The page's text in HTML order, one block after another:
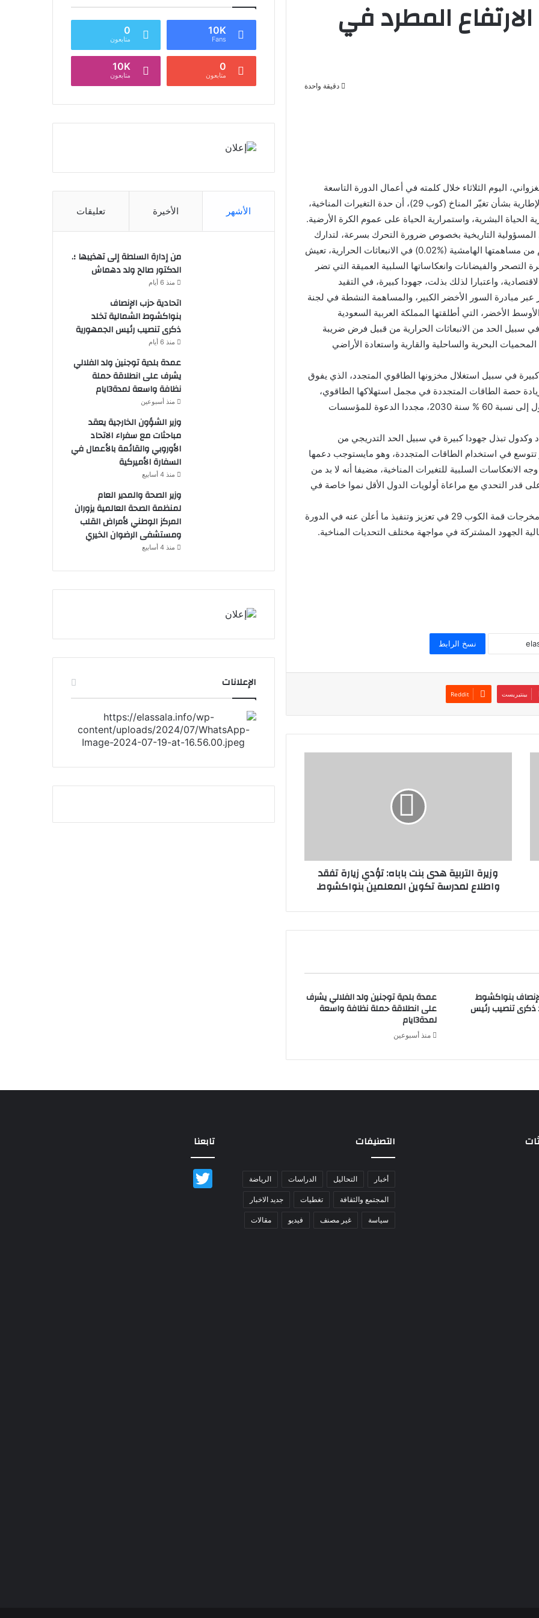
الارتفاع المطرد في
دقيقة واحدة
اليوم الثلاثاء خلال كلمته في أعمال الدورة التاسعة
والعشرين لمؤتمر الأطراف في اتفاقية الأمم المتحدة الإطارية بشأن تغيّر المناخ (كوب 29)، أن حدة التغيرات المناخية،
الحياة البشرية، واستمرارية الحياة على عموم الكرة الأرضية.
التاريخية بخصوص ضرورة التحرك بسرعة، لتدارك
الوضع قبل فوات الأوان، مضيفا أن موريتانيا على الرغم من مساهمتها الهامشية (%0.02) في الانبعاثات الحرارية، تعيش
التصحر والفيضانات وانعكاساتها السلبية العميقة التي تضر
واعتبارا لذلك بذلت، جهودا كبيرة، في التقيد
مبادرة السور الأخضر الكبير، والمساهمة النشطة في لجنة
الأخضر، التي أطلقتها المملكة العربية السعودية
في سبيل الحد من الانبعاثات الحرارية من قبيل فرض ضريبة
البحرية والساحلية والقارية واستعادة الأراضي
في سبيل استغلال مخزونها الطاقوي المتجدد، الذي يفوق
وزيادة حصة الطاقات المتجددة في مجمل استهلاكها الطاقوي،
والتي وصلت إلى 48 % هذه السنة مع التخطيط للوصول إلى نسبة 60 % سنة 2030، مجددا الدعوة للمؤسسات
وكدول تبذل جهودا كبيرة في سبيل الحد التدريجي من
تتوسع في استخدام الطاقات المتجددة، وهو مايستوجب دعمها
السلبية للتغيرات المناخية، مضيفا أنه لا بد من
على قدر التحدي مع مراعاة أولويات الدول الأقل نموا خاصة في
وعبر فخامة رئيس الجمهورية عن تمنياته في أن تسهم مخرجات قمة الكوب 29 في تعزيز وتنفيذ ما أعلن عنه في الدورة
الجهود المشتركة في مواجهة مختلف التحديات المناخية.
نسخ الرابط
بينتيريست
وزيرة التربية هدى بنت باباه: تؤدي زيارة تفقد
واطلاع لمدرسة تكوين المعلمين بنواكشوط.
بنواكشوط
ذكرى تنصيب رئيس
عمدة بلدية توجنين ولد الفلالي يشرف
على انطلاقة حملة نظافة واسعة
لمدة3ايام
منذ أسبوعين
10K
Fans
0
متابعون
0
متابعون
10K
متابعون
الأشهر الأخيرة تعليقات
من إدارة السلطة إلى تهذيبها ؛.
الدكتور صالح ولد دهماش
منذ 6 أيام
اتحادية حزب الإنصاف
بنواكشوط الشمالية تخلد
ذكرى تنصيب رئيس الجمهورية
منذ 6 أيام
عمدة بلدية توجنين ولد الفلالي
يشرف على انطلاقة حملة
نظافة واسعة لمدة3ايام
منذ أسبوعين
وزير الشؤون الخارجية يعقد
مباحثات مع سفراء الاتحاد
الأوروبي والقائمة بالأعمال في
السفارة الأميركية
منذ 4 أسابيع
وزير الصحة والمدير العام
لمنظمة الصحة العالمية يزوران
المركز الوطني لأمراض القلب
ومستشفى الرضوان الخيري
منذ 4 أسابيع
الإعلانات
التصنيفات
أخبار التحاليل الدراسات الرياضة
المجتمع والثقافة تغطيات جديد الاخبار
سياسة غير مصنف فيديو مقالات
تابعنا